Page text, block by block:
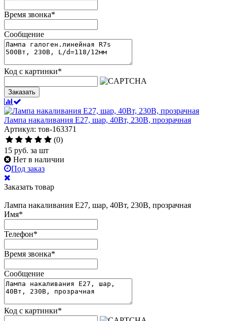
Время звонка*
Сообщение
Код с картинки*
Заказать
Лампа накаливания Е27, шар, 40Вт, 230В, прозрачная
Артикул: тов-163371
(0)
15 руб. за шт
Нет в наличии
Под заказ
Заказать товар
Лампа накаливания Е27, шар, 40Вт, 230В, прозрачная
Имя*
Телефон*
Время звонка*
Сообщение
Код с картинки*